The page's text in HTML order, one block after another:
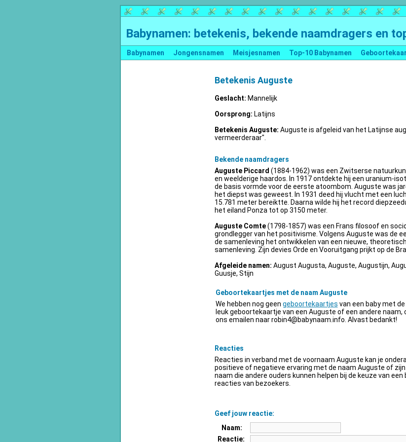
Babynamen: betekenis, bekende naamdragers en
Babynamen Jongensnamen Meisjesnamen Top-10 Babynamen
Betekenis Auguste
Geslacht: Mannelijk
Oorsprong: Latijns
Betekenis Auguste: Auguste is afgeleid van het Latijnse
vermeerderaar".
Bekende naamdragers
Auguste Piccard (1884-1962) was een Zwitserse
en weelderige haardos. In 1917 ontdekte hij een uranium-
de basis vormde voor de eerste atoombom. Auguste was
het diepst was geweest. In 1931 deed hij vlucht met een
15.781 meter bereiktte. Daarna wilde hij het record
het eiland Ponza tot op 3150 meter.
Auguste Comte(1798-1857) was een Frans filosoof en
grondlegger van het positivisme. Volgens Auguste was de
de samenleving het ontwikkelen van een nieuwe,
samenleving. Zijn devies Orde en Vooruitgang prijkt op de
Afgeleide namen: August Augusta, Auguste, Augustijn,
Guusje, Stijn
Geboortekaartjes met de naam Auguste
We hebben nog geen geboortekaartjes van een baby met
leuk geboortekaartje van een Auguste of een andere naam,
ons emailen naarrobin4@babynaam.info . Alvast bedankt!
Reacties
Reacties in verband met de voornaam Auguste kan je
positieve of negatieve ervaring met de naam Auguste of
naam die andere ouders kunnen helpen bij de keuze van
reacties van bezoekers.
Geef jouw reactie:
Naam:
Reactie: